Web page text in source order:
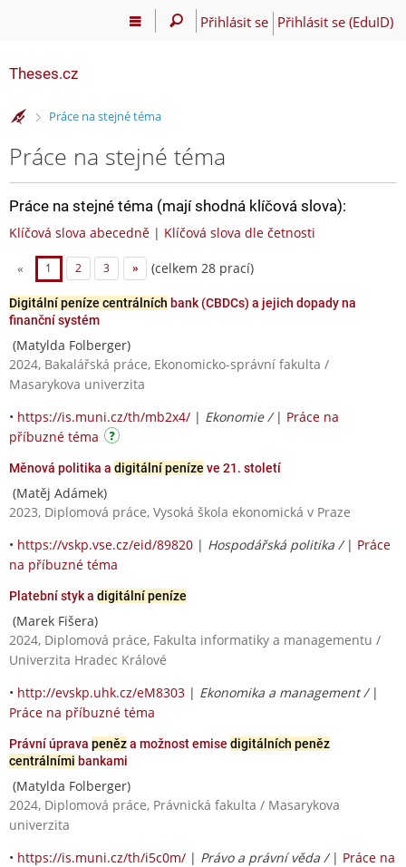
Přihlásit se Přihlásit se (EduID)
Theses.cz
>Práce na stejné téma
Práce na stejné téma
Práce na stejné téma (mají shodná klíčová slova):
Klíčová slova abecedně | Klíčová slova dle četnosti
« 1 2 3 » (celkem 28 prací)
Digitální peníze centrálních bank (CBDCs) a jejich dopady na
finanční systém
(Matylda Folberger)
2024, Bakalářská práce, Ekonomicko-správní fakulta /
Masarykova univerzita
• https://is.muni.cz/th/mb2x4/ | Ekonomie / | Práce na
příbuzné téma
Měnová politika a digitální peníze ve 21. století
(Matěj Adámek)
2023, Diplomová práce, Vysoká škola ekonomická v Praze
• https://vskp.vse.cz/eid/89820 | Hospodářská politika / | Práce
na příbuzné téma
Platební styk a digitální peníze
(Marek Fišera)
2024, Diplomová práce, Fakulta informatiky a managementu /
Univerzita Hradec Králové
• http://evskp.uhk.cz/eM8303 | Ekonomika a management / |
Práce na příbuzné téma
Právní úprava peněza možnost emise digitálních peněz
centrálními bankami
(Matylda Folberger)
2024, Diplomová práce, Právnická fakulta / Masarykova
univerzita
• https://is.muni.cz/th/i5c0m/ | Právo a právní věda / | Práce na